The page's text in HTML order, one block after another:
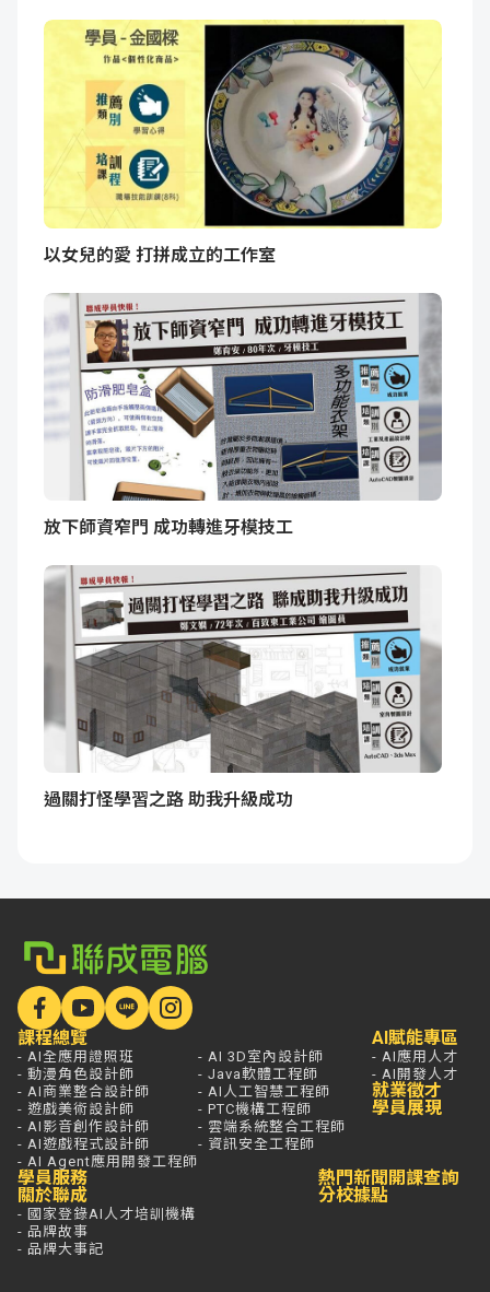
以女兒的愛 打拼成立的工作室
放下師資窄門 成功轉進牙模技工
過關打怪學習之路 助我升級成功
課程總覽
- AI全應用證照班
- 動漫角色設計師
- AI商業整合設計師
- 遊戲美術設計師
- AI影音創作設計師
- AI遊戲程式設計師
- AI Agent應用開發工程師
- AI 3D室內設計師
- Java軟體工程師
- AI人工智慧工程師
- PTC機構工程師
- 雲端系統整合工程師
- 資訊安全工程師
AI賦能專區
- AI應用人才
- AI開發人才
就業徵才
學員展現
學員服務
關於聯成
- 國家登錄AI人才培訓機構
- 品牌故事
- 品牌大事記
熱門新聞
分校據點
開課查詢